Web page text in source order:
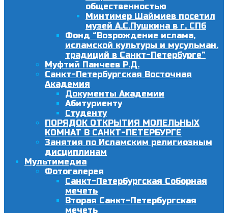
общественностью
Минтимер Шаймиев посетил
музей А.С.Пушкина в г. СПб
Фонд “Возрождение ислама,
исламской культуры и мусульман.
традиций в Санкт-Петербурге”
Муфтий Панчеев Р.Д.
Санкт-Петербургская Восточная
Академия
Документы Академии
Абитуриенту
Студенту
ПОРЯДОК ОТКРЫТИЯ МОЛЕЛЬНЫХ
КОМНАТ В САНКТ-ПЕТЕРБУРГЕ
Занятия по Исламским религиозным
дисциплинам
Мультимедиа
Фотогалерея
Санкт-Петербургская Соборная
мечеть
Вторая Санкт-Петербургская
мечеть